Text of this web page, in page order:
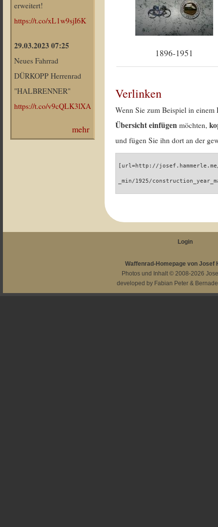
erweitert!
https://t.co/xL1w9sjI6K
29.03.2023 07:25
Neues Fahrrad
DÜRKOPP Herrenrad
"HALBRENNER"
https://t.co/v9cQLK3lXA
mehr
1896-1951
Verlinken
Wenn Sie zum Beispiel in
Übersicht einfügen möchten,
und fügen Sie ihn dort an der
[url=http://
_min/1925/
Login
Waffenrad-Homepage von Josef
Photos und Inhalt © 2008-2026
developed by Fabian Peter &